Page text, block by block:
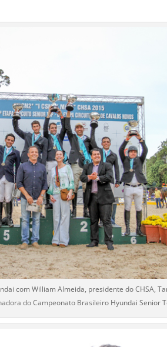
com William Almeida, presidente do CHSA,
do Campeonato Brasileiro Hyundai Senior